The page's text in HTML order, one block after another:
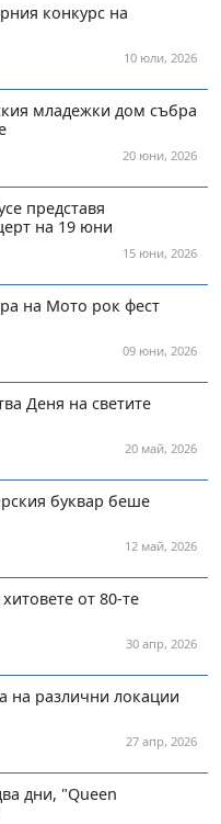
конкурс на
10 юли, 2026
младежки дом събра
20 юни, 2026
представя
на 19 юни
15 юни, 2026
на Мото рок фест
09 юни, 2026
Деня на светите
20 май, 2026
буквар беше
12 май, 2026
от 80-те
30 апр, 2026
на различни локации
27 апр, 2026
дни, "Queen